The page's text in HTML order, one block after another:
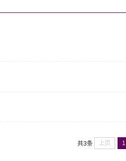
共3条 上页 1